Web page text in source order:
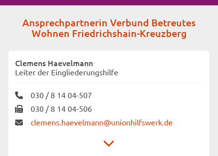
Ansprechpartnerin Verbund Betreutes
Wohnen Friedrichshain-Kreuzberg
Clemens Haevelmann
Leiter der Eingliederungshilfe
030 / 8 14 04-507
030 / 8 14 04-506
clemens.haevelmann@unionhilfswerk.de